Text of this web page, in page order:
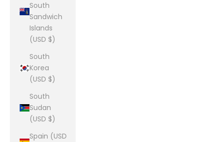
South
Sandwich
Islands
(USD $)
South
Korea
(USD $)
South
Sudan
(USD $)
Spain (USD